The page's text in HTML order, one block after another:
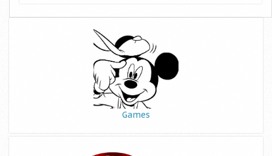
Games